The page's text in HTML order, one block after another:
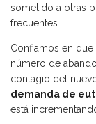
sometido a otras
frecuentes.
Confiamos en
número de
contagio del
demanda de
está